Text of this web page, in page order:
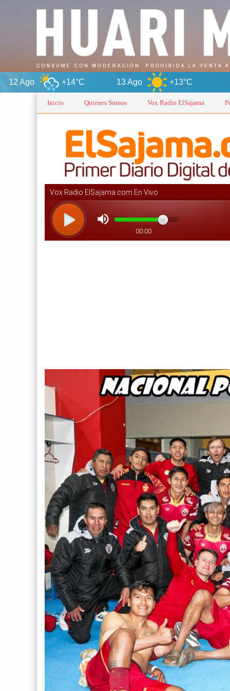
+14°C 13 Ago +13°C
Inicio Quienes Somos Vox Radio ElSajama